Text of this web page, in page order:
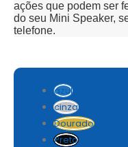
ações que podem ser
do seu Mini Speaker,
telefone.
azul
cinza
Dourado
Preto